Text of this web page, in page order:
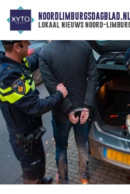
NOORDLIMBURGSDAGBLAD.NL
lokaal nieuws noord-